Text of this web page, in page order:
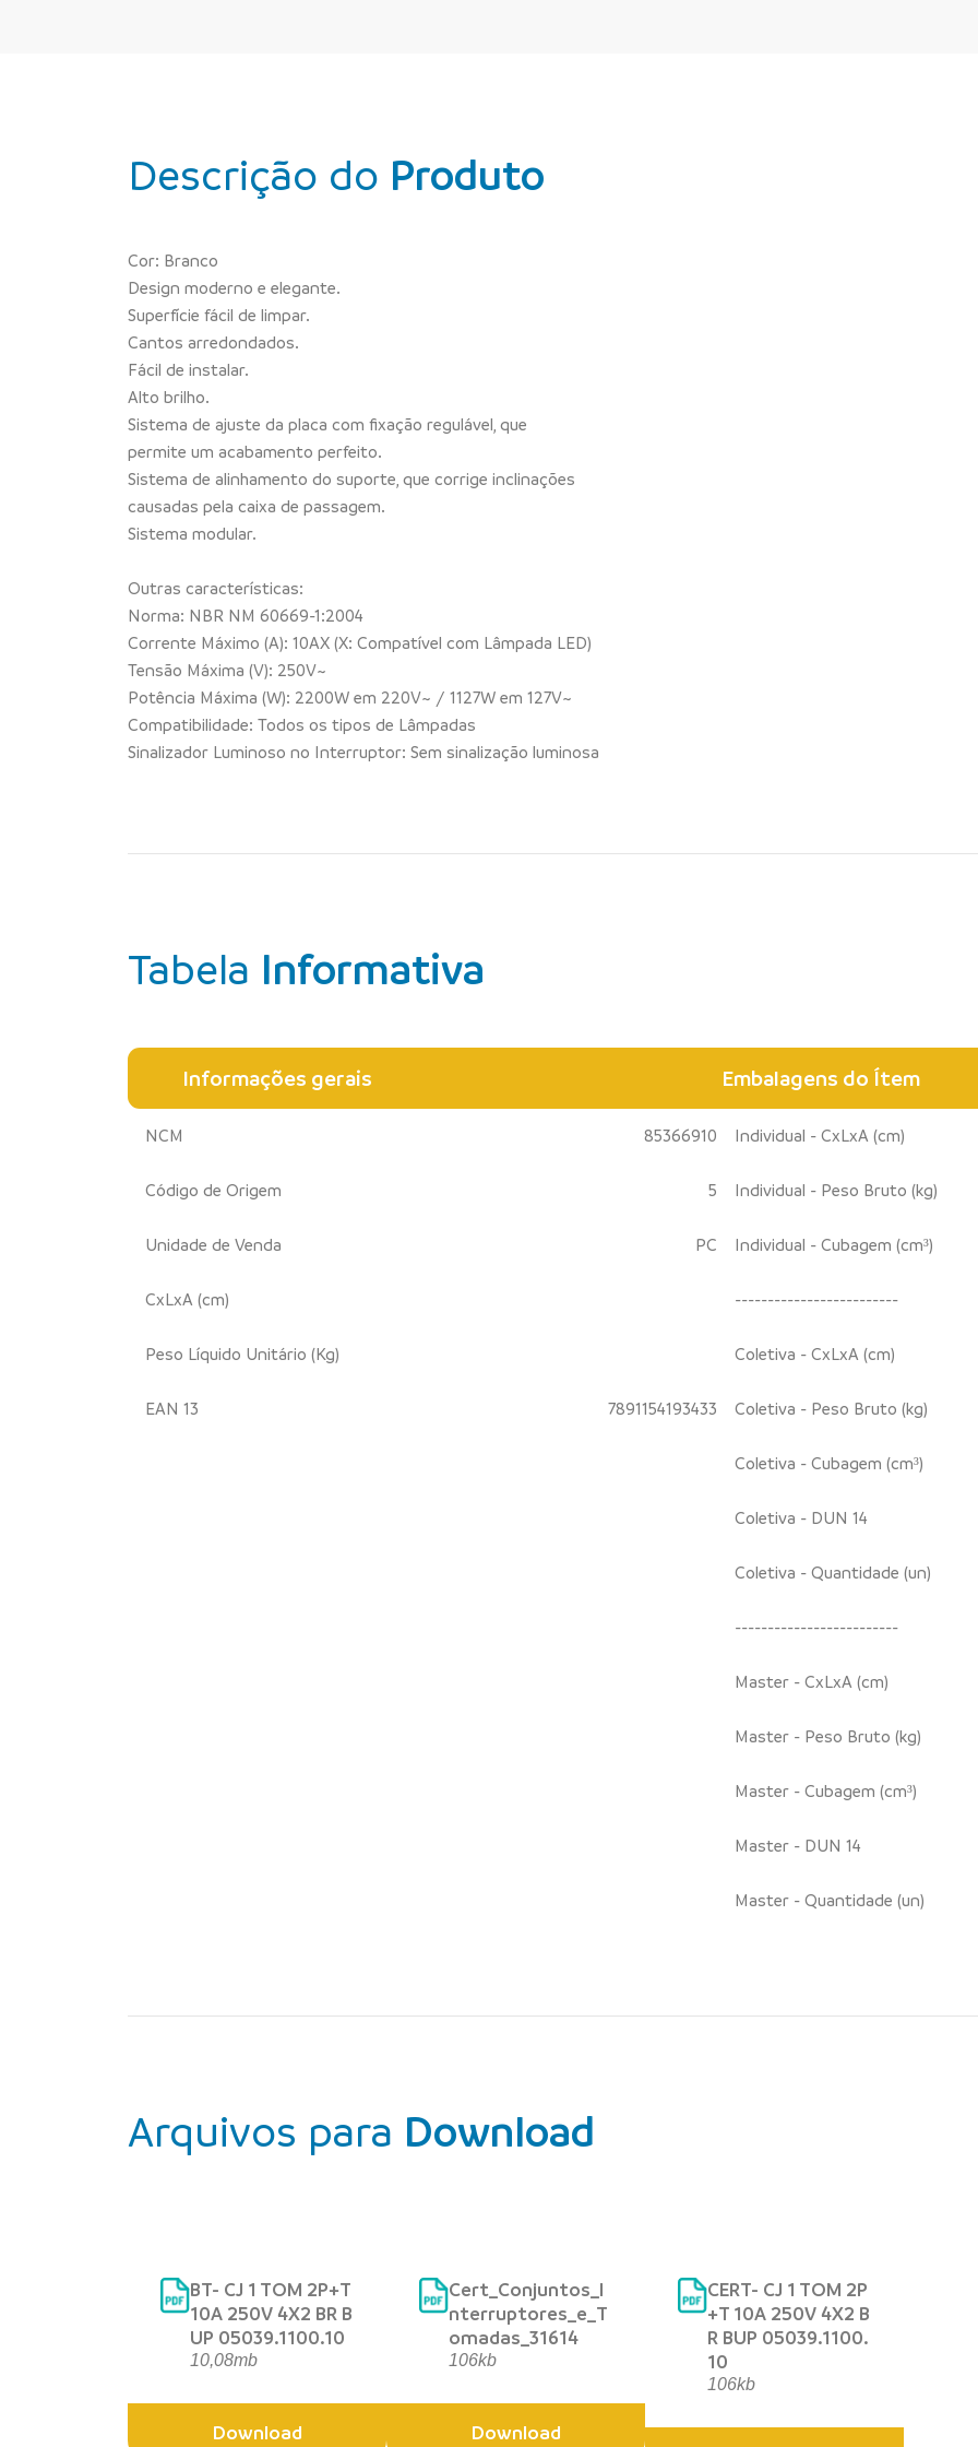
Descrição do Produto
Cor: Branco
Design moderno e elegante.
Superfície fácil de limpar.
Cantos arredondados.
Fácil de instalar.
Alto brilho.
Sistema de ajuste da placa com fixação regulável, que
permite um acabamento perfeito.
Sistema de alinhamento do suporte, que corrige inclinações
causadas pela caixa de passagem.
Sistema modular.
Outras características:
Norma: NBR NM 60669-1:2004
Corrente Máximo (A): 10AX (X: Compatível com Lâmpada LED)
Tensão Máxima (V): 250V~
Potência Máxima (W): 2200W em 220V~ / 1127W em 127V~
Compatibilidade: Todos os tipos de Lâmpadas
Sinalizador Luminoso no Interruptor: Sem sinalização luminosa
Tabela Informativa
Informações gerais Embalagens do Ítem
NCM 85366910
Código de Origem 5
Unidade de Venda PC
CxLxA (cm)
Peso Líquido Unitário (Kg)
EAN 13 7891154193433
Individual - CxLxA (cm)
Individual - Peso Bruto (kg)
Individual - Cubagem (cm³)
-------------------------
Coletiva - CxLxA (cm)
Coletiva - Peso Bruto (kg)
Coletiva - Cubagem (cm³)
Coletiva - DUN 14
Coletiva - Quantidade (un)
-------------------------
Master - CxLxA (cm)
Master - Peso Bruto (kg)
Master - Cubagem (cm³)
Master - DUN 14
Master - Quantidade (un)
Arquivos para Download
BT- CJ 1 TOM 2P+T
10A 250V 4X2 BR B
UP 05039.1100.10
10,08mb
Download
Cert_Conjuntos_I
nterruptores_e_T
omadas_31614
106kb
Download
CERT- CJ 1 TOM 2P
+T 10A 250V 4X2 B
R BUP 05039.1100.
10
106kb